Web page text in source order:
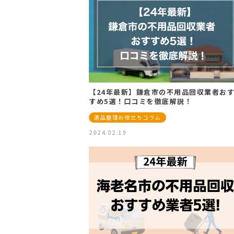
【24年最新】鎌倉市の不用品回収業者おす
すめ5選！口コミを徹底解説！
遺品整理お役立ちコラム
2024.02.19